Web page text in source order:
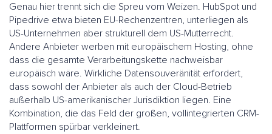
Genau hier trennt sich die Spreu vom Weizen. HubSpot und
Pipedrive etwa bieten EU-Rechenzentren, unterliegen als
US-Unternehmen aber strukturell dem US-Mutterrecht.
Andere Anbieter werben mit europäischem Hosting, ohne
dass die gesamte Verarbeitungskette nachweisbar
europäisch wäre. Wirkliche Datensouveränität erfordert,
dass sowohl der Anbieter als auch der Cloud-Betrieb
außerhalb US-amerikanischer Jurisdiktion liegen. Eine
Kombination, die das Feld der großen, vollintegrierten CRM-
Plattformen spürbar verkleinert.